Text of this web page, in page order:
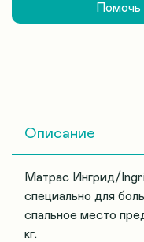
Помочь
Описание
Матрас Ингрид/
специально для
спальное место
кг.